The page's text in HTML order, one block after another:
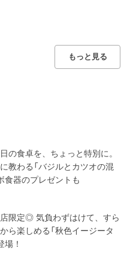
もっと見る
日の食卓を、ちょっと特別に。
教わる「バジルとカツオの混
食器のプレゼントも
店限定◎ 気負わずはけて、すら
ら楽しめる「秋色イージータ
場！